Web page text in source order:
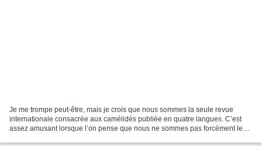
Je me trompe peut-être, mais je crois que nous sommes la seule revue
internationale consacrée aux camélidés publiée en quatre langues. C’est
assez amusant lorsque l’on pense que nous ne sommes pas forcément les